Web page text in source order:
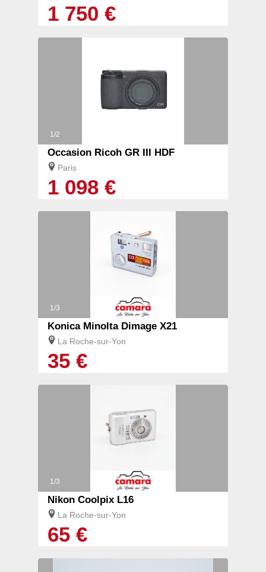
1 750 €
1/2
Occasion Ricoh GR III HDF
Paris
1 098 €
1/3
Konica Minolta Dimage X21
La Roche-sur-Yon
35 €
1/3
Nikon Coolpix L16
La Roche-sur-Yon
65 €